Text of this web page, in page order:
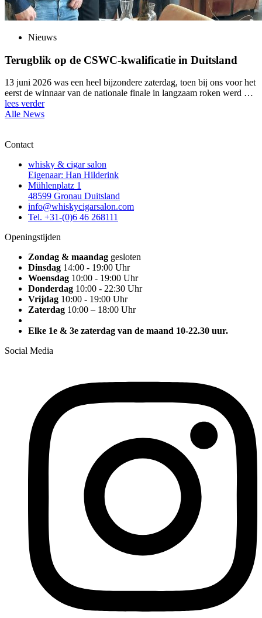
Nieuws
Terugblik op de CSWC-kwalificatie in Duitsland
13 juni 2026 was een heel bijzondere zaterdag, toen bij ons voor het
eerst de winnaar van de nationale finale in langzaam roken werd …
lees verder
Alle News
Contact
whisky & cigar salon
Eigenaar: Han Hilderink
Mühlenplatz 1
48599 Gronau Duitsland
info@whiskycigarsalon.com
Tel. +31-(0)6 46 268111
Openingstijden
Zondag & maandag gesloten
Dinsdag 14:00 - 19:00 Uhr
Woensdag 10:00 - 19:00 Uhr
Donderdag 10:00 - 22:30 Uhr
Vrijdag 10:00 - 19:00 Uhr
Zaterdag 10:00 – 18:00 Uhr
Elke 1e & 3e zaterdag van de maand 10-22.30 uur.
Social Media